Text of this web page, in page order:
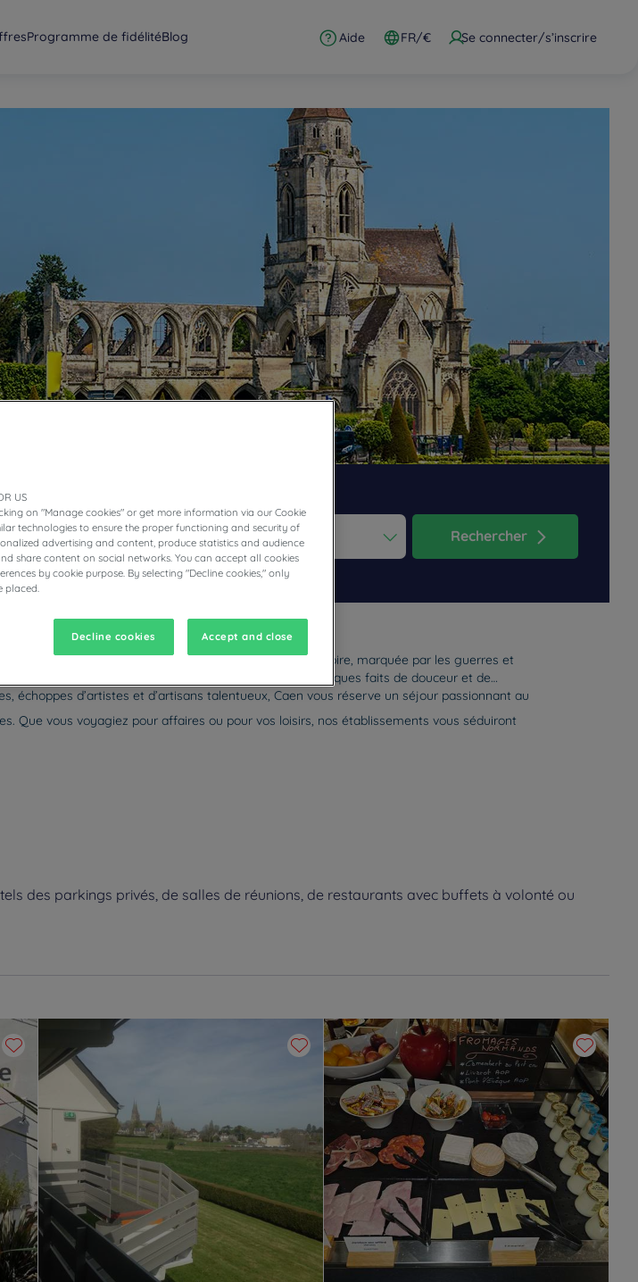
Programme de fidélitéBlog Aide FR/€ Se connecter/s’inscrire
the calendar and select a date. Press the question mark key to get the keyboard shortcuts for
backward to interact with the calendar and select a date. Press the question mark key to get the
Rechercher
le Conquérant! Ville portuaire renommée pour son histoire, marquée par les guerres et
recèle des trésors patrimoniaux et gastronomiques faits de douceur et de
échoppes d’artistes et d’artisans talentueux, Caen vous réserve un séjour passionnant au
Que vous voyagiez pour affaires ou pour vos loisirs, nos établissements vous séduiront
des parkings privés, de salles de réunions, de restaurants avec buffets à volonté ou
US
on "Manage cookies" or get more information via our Cookie
technologies to ensure the proper functioning and security of
advertising and content, produce statistics and audience
share content on social networks. You can accept all cookies
by cookie purpose. By selecting "Decline cookies," only
placed.
Decline cookies Accept and close